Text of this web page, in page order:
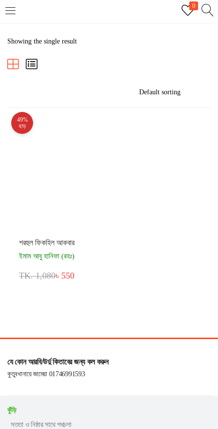
0
REGISTER
Showing the single result
49%
ছাড়
শরহুল ফিকহিল আকবার
ইমাম আবু হানিফা (রহঃ)
TK. 1,080৳ 550
যে কোন আরবি/উর্দু কিতাবের জন্য কল করুন
কুতুবখানায়ে জামেয়া 01746991593
কুঁড়ি
সততা ও নিষ্ঠার সাথে পথচলা